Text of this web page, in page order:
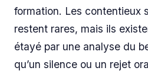
formation. Les contentieux
restent rares, mais ils
étayé par une analyse du
qu’un silence ou un rejet